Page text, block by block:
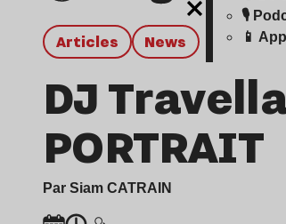
🎙️
📱
Articles news
DJ
PORTRAIT
Par Siam CATRAIN